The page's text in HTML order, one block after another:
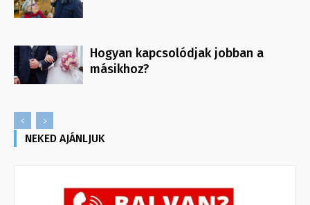
Hogyan kapcsolódjak jobban a
másikhoz?
NEKED AJÁNLJUK